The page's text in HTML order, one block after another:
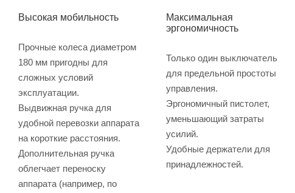
Высокая мобильность
Прочные колеса диаметром
180 мм пригодны для
сложных условий
эксплуатации.
Выдвижная ручка для
удобной перевозки аппарата
на короткие расстояния.
Дополнительная ручка
облегчает переноску
аппарата (например, по
Максимальная
эргономичность
Только один выключатель
для предельной простоты
управления.
Эргономичный пистолет,
уменьшающий затраты
усилий.
Удобные держатели для
принадлежностей.